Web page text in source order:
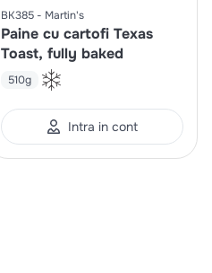
BK385 Martin's
Paine cu cartofi Texas
Toast, fully baked
510g
Intra in cont